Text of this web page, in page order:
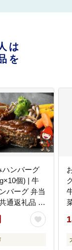
は
を
ハンバーグ
個) | 牛
バーグ 弁当
通返礼品 中
田市 日出町
市 竹田市 国
送料無料